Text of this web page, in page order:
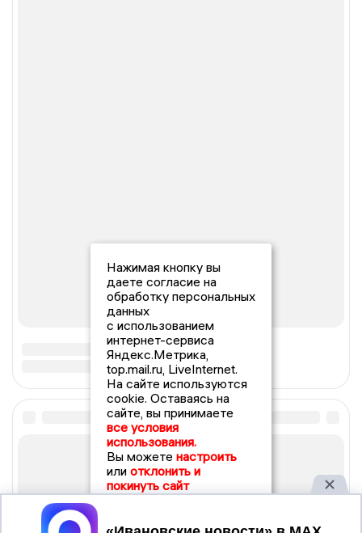
Нажимая кнопку вы
даете согласие на
обработку персональных
данных
с использованием
интернет-сервиса
Яндекс.Метрика,
top.mail.ru, LiveInternet.
На сайте используются
cookie. Оставаясь на
сайте, вы принимаете
все условия
использования.
Вы можете настроить
или отклонить и
покинуть сайт
Принять